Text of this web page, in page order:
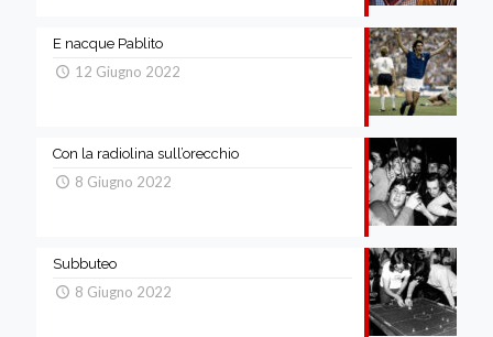
E nacque Pablito
12 Giugno 2022
Con la radiolina sull’orecchio
8 Giugno 2022
Subbuteo
8 Giugno 2022